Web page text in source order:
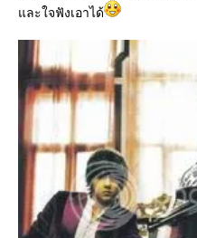
ละใจฟังเอาได้